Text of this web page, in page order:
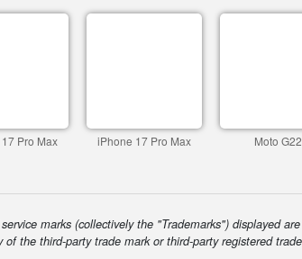
Pro Max iPhone 17 Pro Max Moto G22
marks (collectively the "Trademarks") displayed
the third-party trade mark or third-party registered